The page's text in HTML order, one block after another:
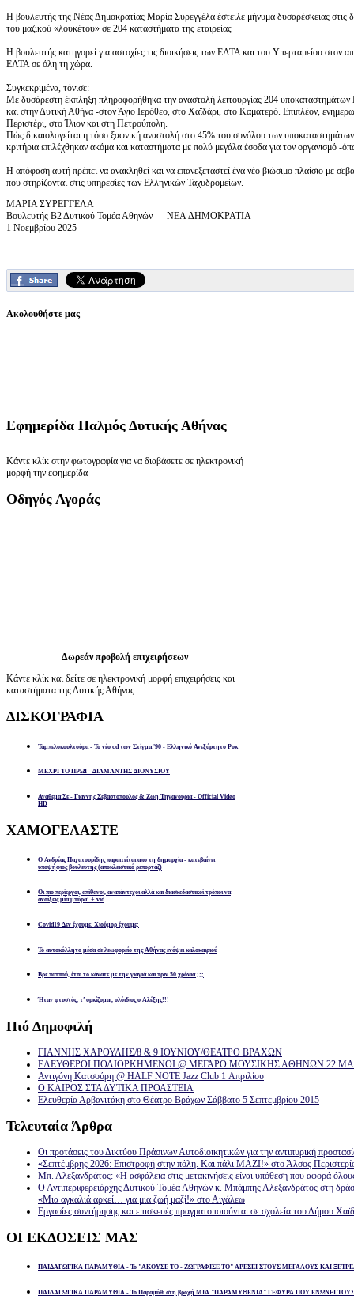
Η βουλευτής της Νέας Δημοκρατίας Μαρία Συρεγγέλα έστειλε μήνυμα δυσαρέσκειας στις
του μαζικού «λουκέτου» σε 204 καταστήματα της εταιρείας
Η βουλευτής κατηγορεί για αστοχίες τις διοικήσεις των ΕΛΤΑ και του Υπερταμείου
ΕΛΤΑ σε όλη τη χώρα.
Συγκεκριμένα, τόνισε:
Με δυσάρεστη έκπληξη πληροφορήθηκα την αναστολή λειτουργίας 204
και στην Δυτική Αθήνα -στον Άγιο Ιερόθεο, στο Χαϊδάρι, στο Καματερό. Επιπλέον,
Περιστέρι, στο Ίλιον και στη Πετρούπολη.
Πώς δικαιολογείται η τόσο ξαφνική αναστολή στο 45% του συνόλου των
κριτήρια επιλέχθηκαν ακόμα και καταστήματα με πολύ μεγάλα έσοδα για τον οργανισμό -
Η απόφαση αυτή πρέπει να ανακληθεί και να επανεξεταστεί ένα νέο βιώσιμο πλαίσιο με
που στηρίζονται στις υπηρεσίες των Ελληνικών Ταχυδρομείων.
ΜΑΡΙΑ ΣΥΡΕΓΓΕΛΑ
Βoυλευτής Β2 Δυτικού Τομέα Αθηνών — NEA ΔHMOKPATIA
1 Νοεμβρίου 2025
Ακολουθήστε μας
Εφημερίδα Παλμός Δυτικής Αθήνας
Κάντε κλίκ στην φωτογραφία για να διαβάσετε σε ηλεκτρονική
μορφή την εφημερίδα
Οδηγός Αγοράς
Δωρεάν προβολή επιχειρήσεων
Κάντε κλίκ και δείτε σε ηλεκτρονική μορφή επιχειρήσεις και
καταστήματα της Δυτικής Αθήνας
ΔΙΣΚΟΓΡΑΦΙΑ
Ταμπελοκουλτούρα - Το νέο cd των Στίγμα '90 - Ελληνικό Ανεξάρτητο Ροκ
ΜΕΧΡΙ ΤΟ ΠΡΩΙ - ΔΙΑΜΑΝΤΗΣ ΔΙΟΝΥΣΙΟΥ
Αναθεμα Σε - Γιαννης Σεβαστοπουλος & Ζωη Τηγανουρια - Official Video
HD
ΧΑΜΟΓΕΛΑΣΤΕ
Ο Ανδρέας Παχατουρίδης παραιτείται απο τη δημαρχία - κατεβαίνει
υποψήφιος βουλευτής (αποκλειστικό ρεπορτάζ)
Οι πιο περίεργοι, απίθανοι, αναπάντεχοι αλλά και διασκεδαστικοί τρόποι να
ανοίξεις μία μπύρα! + vid
Covid19 Δεν έχουμε. Χιούμορ έχουμε;
Το αυτοκόλλητο μέσα σε λεωφορείο της Αθήνας ενόψει καλοκαιριού
Βρε παππού, έτσι το κάνατε με την γιαγιά και πριν 50 χρόνια ;;;
Ήταν φτυστός, τ’ ορκίζομαι, ολόιδιος ο Αλέξης!!!
Πιό Δημοφιλή
ΓΙΑΝΝΗΣ ΧΑΡΟΥΛΗΣ/8 & 9 ΙΟΥΝΙΟΥ/ΘΕΑΤΡΟ ΒΡΑΧΩΝ
ΕΛΕΥΘΕΡΟΙ ΠΟΛΙΟΡΚΗΜΕΝΟΙ @ ΜΕΓΑΡΟ ΜΟΥΣΙΚΗΣ ΑΘΗΝΩΝ 22
Αντιγόνη Κατσούρη @ HALF NOTE Jazz Club 1 Απριλίου
Ο ΚΑΙΡΟΣ ΣΤΑ ΔΥΤΙΚΑ ΠΡΟΑΣΤΕΙΑ
Ελευθερία Αρβανιτάκη στο Θέατρο Βράχων Σάββατο 5 Σεπτεμβρίου 2015
Τελευταία Άρθρα
Οι προτάσεις του Δικτύου Πράσινων Αυτοδιοικητικών για την αντιπυρική
«Σεπτέμβρης 2026: Επιστροφή στην πόλη. Και πάλι ΜΑΖΙ!» στο Άλσος
Μπ. Αλεξανδράτος: «Η ασφάλεια στις μετακινήσεις είναι υπόθεση που αφορά
Ο Αντιπεριφερειάρχης Δυτικού Τομέα Αθηνών κ. Μπάμπης Αλεξανδράτος στη
«Μια αγκαλιά αρκεί… για μια ζωή μαζί!» στο Αιγάλεω
Εργασίες συντήρησης και επισκευές πραγματοποιούνται σε σχολεία του Δήμου
ΟΙ ΕΚΔΟΣΕΙΣ ΜΑΣ
ΠΑΙΔΑΓΩΓΙΚΑ ΠΑΡΑΜΥΘΙΑ - Το "ΑΚΟΥΣΕ ΤΟ - ΖΩΓΡΑΦΙΣΕ ΤΟ" ΑΡΕΣΕΙ ΣΤΟΥΣ ΜΕΓΑΛΟΥΣ ΚΑΙ
ΠΑΙΔΑΓΩΓΙΚΑ ΠΑΡΑΜΥΘΙΑ - Το Παραμύθι στη βροχή ΜΙΑ "ΠΑΡΑΜΥΘΕΝΙΑ" ΓΕΦΥΡΑ ΠΟΥ ΕΝΩΝΕΙ